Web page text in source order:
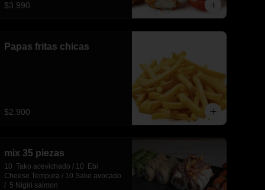
$3.990
Papas fritas chicas
$2.900
mix 35 piezas
10  Tako acevichado / 10  Ebi
Cheese Tempura / 10 Sake avocado
/  5 Nigiri salmon